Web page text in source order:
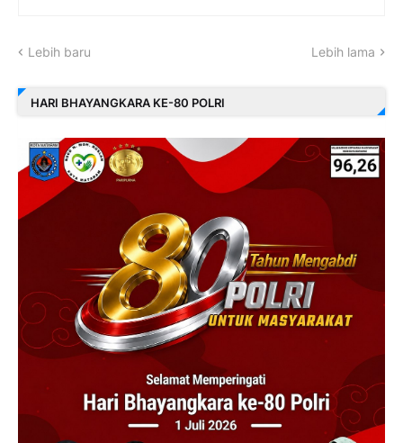
Lebih baru Lebih lama
HARI BHAYANGKARA KE-80 POLRI